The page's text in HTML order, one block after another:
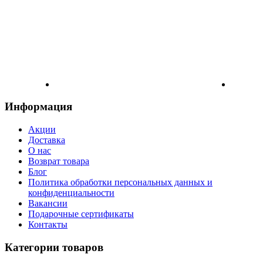
Информация
Акции
Доставка
О нас
Возврат товара
Блог
Политика обработки персональных данных и
конфиденциальности
Вакансии
Подарочные сертификаты
Контакты
Категории товаров